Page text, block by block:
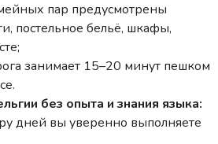
пар предусмотрены
постельное бельё, шкафы,
занимает 15–20 минут пешком
без опыта и знания языка:
дней вы уверенно выполняете